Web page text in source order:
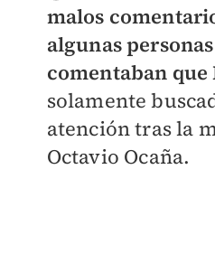
malos
algunas
comentaban que
solamente
atención tras la
Octavio Ocaña.